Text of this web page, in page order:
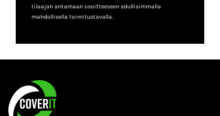
tilaajan antamaan osoitteeseen edullisimmalla
mahdollisella toimitustavalla.